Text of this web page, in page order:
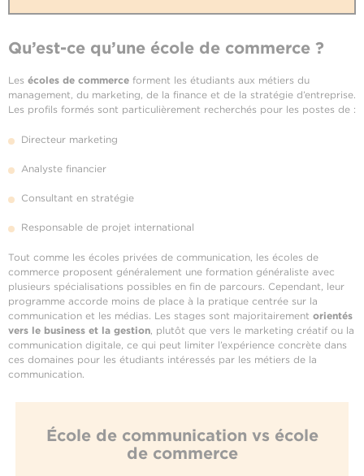
Qu’est-ce qu’une école de commerce ?
Les écoles de commerce forment les étudiants aux métiers du
management, du marketing, de la finance et de la stratégie d’entreprise.
Les profils formés sont particulièrement recherchés pour les postes de :
Directeur marketing
Analyste financier
Consultant en stratégie
Responsable de projet international
Tout comme les écoles privées de communication, les écoles de
commerce proposent généralement une formation généraliste avec
plusieurs spécialisations possibles en fin de parcours. Cependant, leur
programme accorde moins de place à la pratique centrée sur la
communication et les médias. Les stages sont majoritairement orientés
vers le business et la gestion, plutôt que vers le marketing créatif ou la
communication digitale, ce qui peut limiter l’expérience concrète dans
ces domaines pour les étudiants intéressés par les métiers de la
communication.
École de communication vs école
de commerce